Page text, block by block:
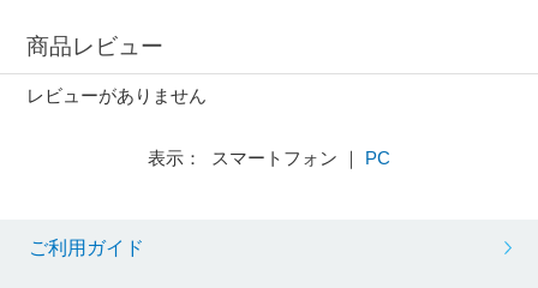
商品レビュー
レビューがありません
表示： スマートフォン ｜ PC
ご利用ガイド